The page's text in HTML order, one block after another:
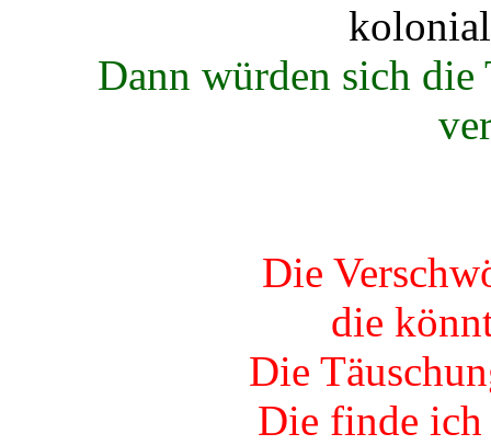
Dann würden sich die
Die
die
Die
Die finde